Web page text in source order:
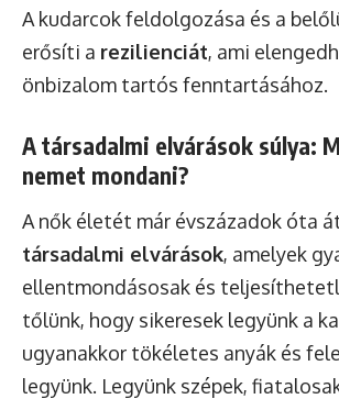
A kudarcok feldolgozása és a
erősíti a rezilienciát, ami
önbizalom tartós fenntartásához.
A társadalmi elvárások súlya:
nemet mondani?
A nők életét már évszázadok óta
társadalmi elvárások, amelyek
ellentmondásosak és
tőlünk, hogy sikeresek legyünk a
ugyanakkor tökéletes anyák és
legyünk. Legyünk szépek,